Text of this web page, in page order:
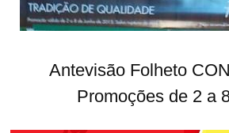
Antevisão Folheto
Promoções de 2 a